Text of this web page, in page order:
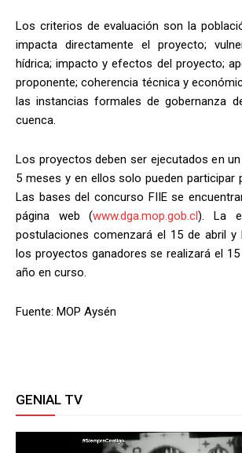
Los criterios de evaluación son la
impacta directamente el proyecto;
hídrica; impacto y efectos del proyecto;
proponente; coherencia técnica y
las instancias formales de gobernanza
cuenca.
Los proyectos deben ser ejecutados en
5 meses y en ellos solo pueden participar
Las bases del concurso FIIE se
página web (www.dga.mop.gob.cl). La
postulaciones comenzará el 15 de abril y
los proyectos ganadores se realizará el 15
año en curso.
Fuente: MOP Aysén
GENIAL TV